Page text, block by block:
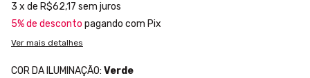
3 x de R$62,17 sem juros
5% de desconto pagando com Pix
Ver mais detalhes
COR DA ILUMINAÇÃO: Verde